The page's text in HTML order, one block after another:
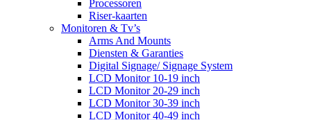
Processoren
Riser-kaarten
Monitoren & Tv’s
Arms And Mounts
Diensten & Garanties
Digital Signage/ Signage System
LCD Monitor 10-19 inch
LCD Monitor 20-29 inch
LCD Monitor 30-39 inch
LCD Monitor 40-49 inch